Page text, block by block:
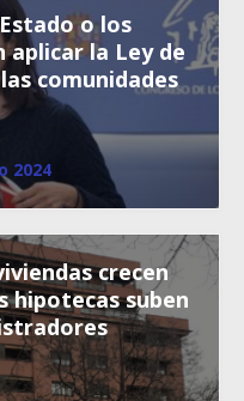
o los
la Ley de
comunidades
2024
crecen
hipotecas suben